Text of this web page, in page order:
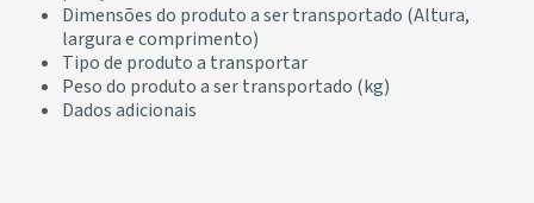
Dimensões do produto a ser transportado (Altura,
largura e comprimento)
Tipo de produto a transportar
Peso do produto a ser transportado (kg)
Dados adicionais